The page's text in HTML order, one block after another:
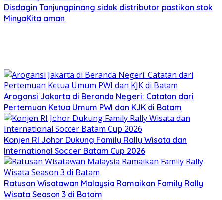
Disdagin Tanjungpinang sidak distributor pastikan stok
MinyaKita aman
Arogansi Jakarta di Beranda Negeri: Catatan dari
Pertemuan Ketua Umum PWI dan KJK di Batam
Konjen RI Johor Dukung Family Rally Wisata dan
International Soccer Batam Cup 2026
Ratusan Wisatawan Malaysia Ramaikan Family Rally
Wisata Season 3 di Batam